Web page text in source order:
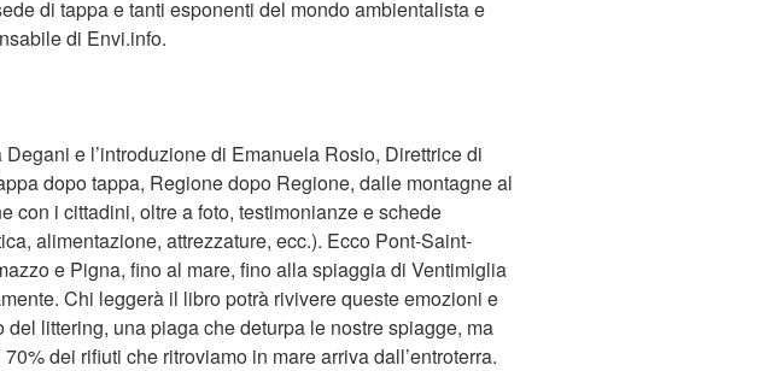
di tappa e tanti esponenti del mondo ambientalista e
di Envi.info.
e l’introduzione di Emanuela Rosio, Direttrice di
dopo tappa, Regione dopo Regione, dalle montagne al
con i cittadini, oltre a foto, testimonianze e schede
alimentazione, attrezzature, ecc.). Ecco Pont-Saint-
e Pigna, fino al mare, fino alla spiaggia di Ventimiglia
Chi leggerà il libro potrà rivivere queste emozioni e
littering, una piaga che deturpa le nostre spiagge, ma
dei rifiuti che ritroviamo in mare arriva dall’entroterra.